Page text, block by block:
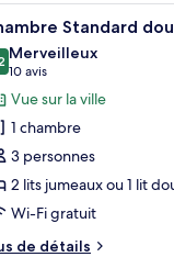
bureau, une télévision,
:
8 Standard
sur 10
Merveilleux
10 avis
(10 avis)
Vue sur la ville
1 chambre
3 personnes
2 lits jumeaux ou 1 lit
Wi-Fi gratuit
de détails